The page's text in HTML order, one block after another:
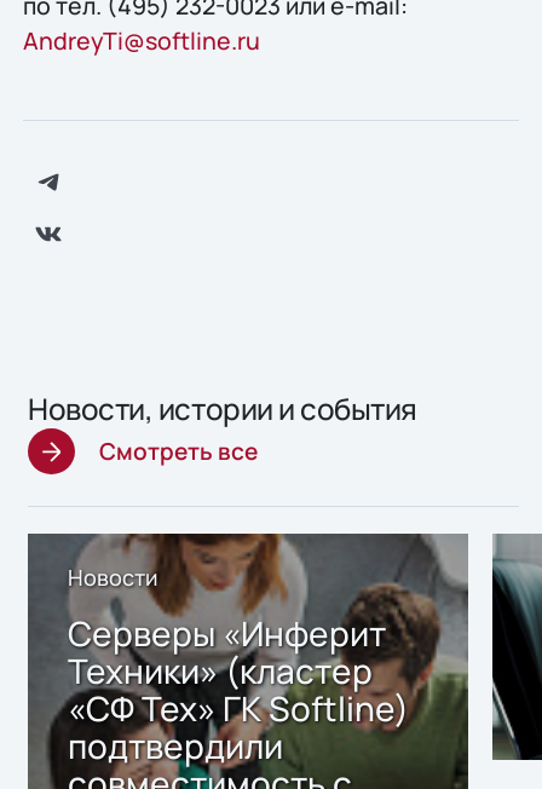
AndreyTi@softline.ru
Новости, истории и события
Смотреть все
Новости
Серверы «Инферит
Техники» (кластер
«СФ Тех» ГК Softline)
подтвердили